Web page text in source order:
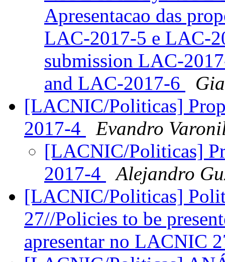
Apresentacao das
LAC-2017-5 e LAC-
submission LAC-
and LAC-2017-6
[LACNIC/Politicas]
2017-4
Evandro
[LACNIC/Politicas]
2017-4
Alejandro
[LACNIC/Politicas]
27//Policies to be
apresentar no LACNIC